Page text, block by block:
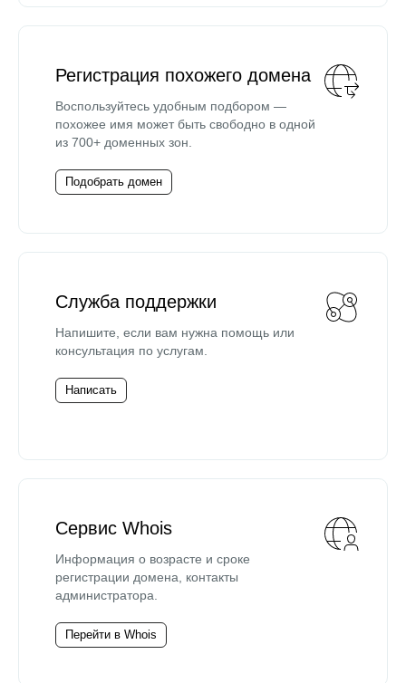
Регистрация похожего домена
Воспользуйтесь удобным подбором —
похожее имя может быть свободно в одной
из 700+ доменных зон.
Подобрать домен
Служба поддержки
Напишите, если вам нужна помощь или
консультация по услугам.
Написать
Сервис Whois
Информация о возрасте и сроке
регистрации домена, контакты
администратора.
Перейти в Whois